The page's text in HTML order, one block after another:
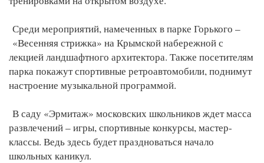
Среди мероприятий, намеченных в парке Горького –
«Весенняя стрижка» на Крымской набережной с
лекцией ландшафтного архитектора. Также посетителям
парка покажут спортивные ретроавтомобили, поднимут
настроение музыкальной программой.
В саду «Эрмитаж» московских школьников ждет масса
развлечений – игры, спортивные конкурсы, мастер-
классы. Ведь здесь будет праздноваться начало
школьных каникул.